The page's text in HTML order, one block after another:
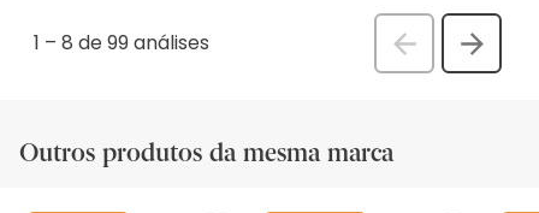
1 – 8 de 99análises
Anterior
Outros produtos da mesma marca